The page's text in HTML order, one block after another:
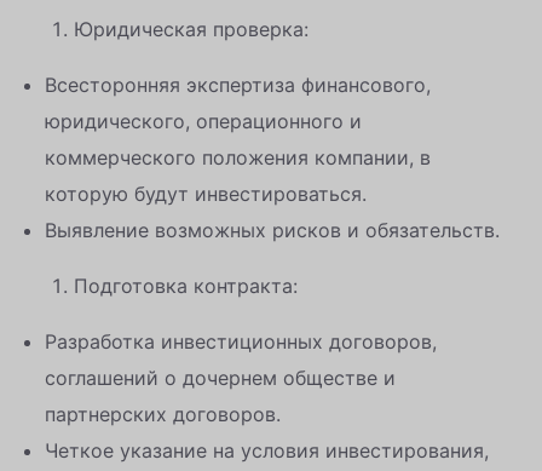
Юридическая проверка:
Всесторонняя экспертиза финансового,
юридического, операционного и
коммерческого положения компании, в
которую будут инвестироваться.
Выявление возможных рисков и обязательств.
Подготовка контракта:
Разработка инвестиционных договоров,
соглашений о дочернем обществе и
партнерских договоров.
Четкое указание на условия инвестирования,